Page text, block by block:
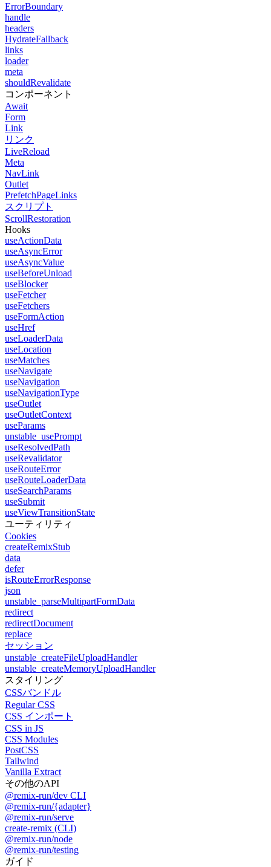
ErrorBoundary
handle
headers
HydrateFallback
links
loader
meta
shouldRevalidate
コンポーネント
Await
Form
Link
リンク
LiveReload
Meta
NavLink
Outlet
PrefetchPageLinks
スクリプト
ScrollRestoration
Hooks
useActionData
useAsyncError
useAsyncValue
useBeforeUnload
useBlocker
useFetcher
useFetchers
useFormAction
useHref
useLoaderData
useLocation
useMatches
useNavigate
useNavigation
useNavigationType
useOutlet
useOutletContext
useParams
unstable_usePrompt
useResolvedPath
useRevalidator
useRouteError
useRouteLoaderData
useSearchParams
useSubmit
useViewTransitionState
ユーティリティ
Cookies
createRemixStub
data
defer
isRouteErrorResponse
json
unstable_parseMultipartFormData
redirect
redirectDocument
replace
セッション
unstable_createFileUploadHandler
unstable_createMemoryUploadHandler
スタイリング
CSSバンドル
Regular CSS
CSS インポート
CSS in JS
CSS Modules
PostCSS
Tailwind
Vanilla Extract
その他のAPI
@remix-run/dev CLI
@remix-run/{adapter}
@remix-run/serve
create-remix (CLI)
@remix-run/node
@remix-run/testing
ガイド